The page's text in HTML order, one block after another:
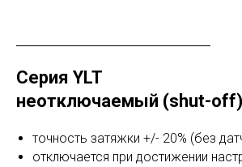
Серия YLT
неотключаемый (shut-off)
точность затяжки +/- 20% (без
отключается при достижении